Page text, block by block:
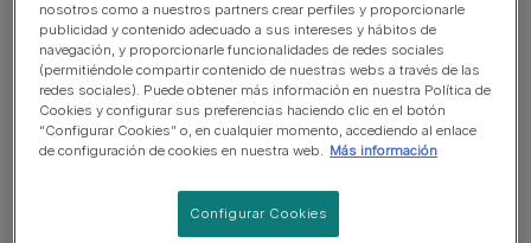
PURINA® DOG CHOW® para cachorros de
razas grandes con Pavo 12Kg
Promedio:4 ( 1vote)
Tamaños disponibles:
Ayuda a tu perro a vivir saludable y feliz.
nosotros como a nuestros partners crear perfiles y proporcionarle
publicidad y contenido adecuado a sus intereses y hábitos de
navegación, y proporcionarle funcionalidades de redes sociales
(permitiéndole compartir contenido de nuestras webs a través de las
redes sociales). Puede obtener más información en nuestra Política de
Cookies y configurar sus preferencias haciendo clic en el botón
“Configurar Cookies” o, en cualquier momento, accediendo al enlace
de configuración de cookies en nuestra web. Más información
Configurar Cookies